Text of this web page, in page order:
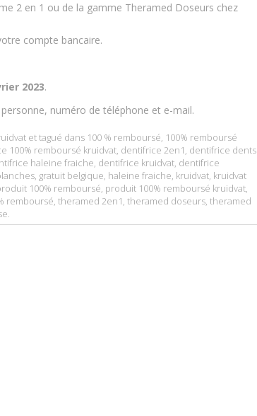
2 en 1 ou de la gamme Theramed Doseurs chez
compte bancaire.
2023.
numéro de téléphone et e-mail.
et tagué dans 100 % remboursé, 100% remboursé
100% remboursé kruidvat, dentifrice 2en1, dentifrice dents
haleine fraiche, dentifrice kruidvat, dentifrice
, gratuit belgique, haleine fraiche, kruidvat, kruidvat
100% remboursé, produit 100% remboursé kruidvat,
remboursé, theramed 2en1, theramed doseurs, theramed
.